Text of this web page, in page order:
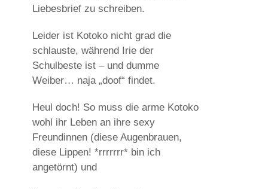
Liebesbrief zu schreiben.
Leider ist Kotoko nicht grad die
schlauste, während Irie der
Schulbeste ist – und dumme
Weiber… naja „doof“ findet.
Heul doch! So muss die arme Kotoko
wohl ihr Leben an ihre sexy
Freundinnen (diese Augenbrauen,
diese Lippen! *rrrrrrr* bin ich
angetörnt) und